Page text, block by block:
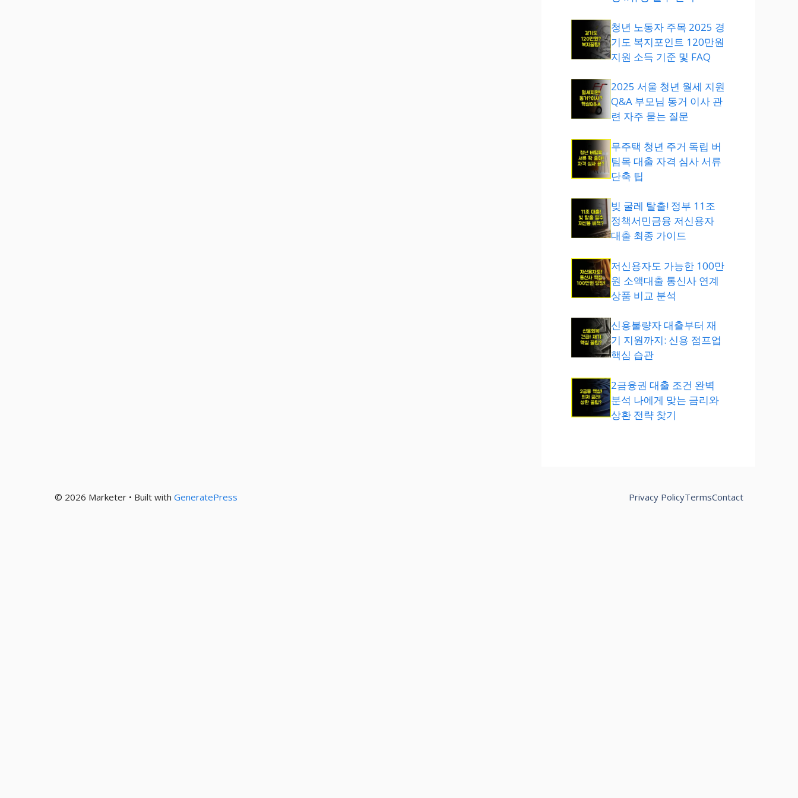
청년 노동자 주목 2025 경
기도 복지포인트 120만원
지원 소득 기준 및 FAQ
2025 서울 청년 월세 지원
Q&A 부모님 동거 이사 관
련 자주 묻는 질문
무주택 청년 주거 독립 버
팀목 대출 자격 심사 서류
단축 팁
빚 굴레 탈출! 정부 11조
정책서민금융 저신용자
대출 최종 가이드
저신용자도 가능한 100만
원 소액대출 통신사 연계
상품 비교 분석
신용불량자 대출부터 재
기 지원까지: 신용 점프업
핵심 습관
2금융권 대출 조건 완벽
분석 나에게 맞는 금리와
상환 전략 찾기
© 2026 Marketer • Built with GeneratePress Privacy PolicyTermsContact